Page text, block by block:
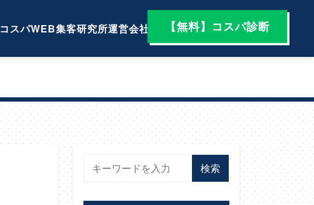
コスパWEB集客研究所運営会社 【無料】コスパ診断
検索